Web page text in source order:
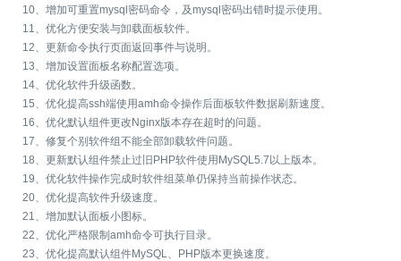
10、增加可重置mysql密码命令，及mysql密码出错时提示使用。
11、优化方便安装与卸载面板软件。
12、更新命令执行页面返回事件与说明。
13、增加设置面板名称配置选项。
14、优化软件升级函数。
15、优化提高ssh端使用amh命令操作后面板软件数据刷新速度。
16、优化默认组件更改Nginx版本存在超时的问题。
17、修复个别软件组不能全部卸载软件问题。
18、更新默认组件禁止过旧PHP软件使用MySQL5.7以上版本。
19、优化软件操作完成时软件组菜单仍保持当前操作状态。
20、优化提高软件升级速度。
21、增加默认面板小图标。
22、优化严格限制amh命令可执行目录。
23、优化提高默认组件MySQL、PHP版本更换速度。